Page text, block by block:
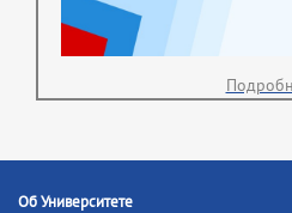
Об Университете